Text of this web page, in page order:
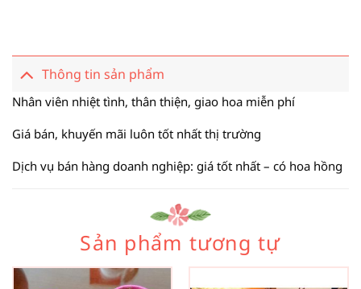
Thông tin sản phẩm
Nhân viên nhiệt tình, thân thiện, giao hoa miễn phí
Giá bán, khuyến mãi luôn tốt nhất thị trường
Dịch vụ bán hàng doanh nghiệp: giá tốt nhất – có hoa hồng
Sản phẩm tương tự